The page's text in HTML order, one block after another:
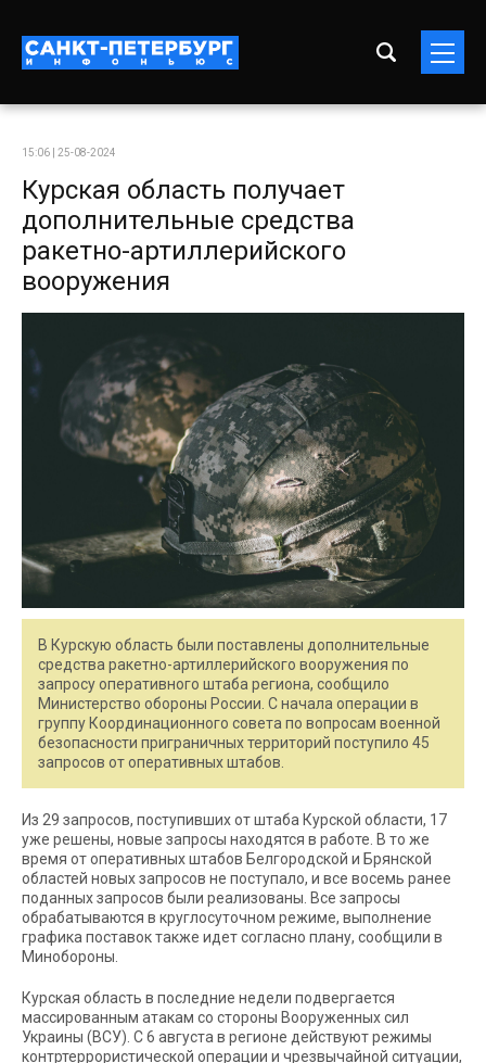
15:06 | 25-08-2024
Курская область получает
дополнительные средства
ракетно-артиллерийского
вооружения
В Курскую область были поставлены дополнительные
средства ракетно-артиллерийского вооружения по
запросу оперативного штаба региона, сообщило
Министерство обороны России. С начала операции в
группу Координационного совета по вопросам военной
безопасности приграничных территорий поступило 45
запросов от оперативных штабов.
Из 29 запросов, поступивших от штаба Курской области, 17
уже решены, новые запросы находятся в работе. В то же
время от оперативных штабов Белгородской и Брянской
областей новых запросов не поступало, и все восемь ранее
поданных запросов были реализованы. Все запросы
обрабатываются в круглосуточном режиме, выполнение
графика поставок также идет согласно плану, сообщили в
Минобороны.
Курская область в последние недели подвергается
массированным атакам со стороны Вооруженных сил
Украины (ВСУ). С 6 августа в регионе действуют режимы
контртеррористической операции и чрезвычайной ситуации,